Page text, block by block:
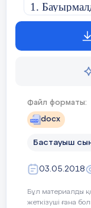
Топқа бөлу
1.
нығая
2.
3. Эссе
дүниетаным
тұрғыдан
Файл форматы:
docx
Бастауыш
03.05.2018
Бұл материалды
жеткізуші ғана